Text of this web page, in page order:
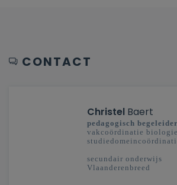
CONTACT
Christel Baert
pedagogisch begeleider
vakcoördinatie
secundair onderwijs
Vlaanderenbreed